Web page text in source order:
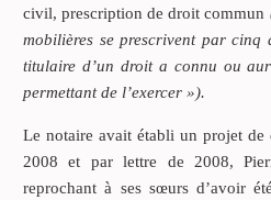
civil, prescription de droit commun
mobilières se prescrivent par
titulaire d’un droit a connu ou
permettant de l’exercer »).
Le notaire avait établi un projet de
2008 et par lettre de 2008,
reprochant à ses sœurs d’avoir